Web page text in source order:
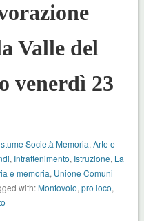
Valle del
venerdì 23
Società Memoria, Arte e
, Intrattenimento, Istruzione, La
e memoria, Unione Comuni
with:Montovolo, pro loco,